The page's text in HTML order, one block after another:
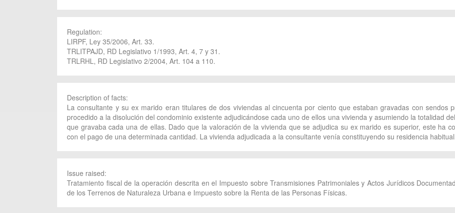
Regulation:
LIRPF, Ley 35/2006, Art. 33.
TRLITPAJD, RD Legislativo 1/1993, Art. 4, 7 y 31.
TRLRHL, RD Legislativo 2/2004, Art. 104 a 110.
Description of facts:
La consultante y su ex marido eran titulares de dos viviendas al cincuenta por ciento que estaban gravadas con sendos
procedido a la disolución del condominio existente adjudicándose cada uno de ellos una vivienda y asumiendo la totalidad
que gravaba cada una de ellas. Dado que la valoración de la vivienda que se adjudica su ex marido es superior, este ha
con el pago de una determinada cantidad. La vivienda adjudicada a la consultante venía constituyendo su residencia
Issue raised:
Tratamiento fiscal de la operación descrita en el Impuesto sobre Transmisiones Patrimoniales y Actos Jurídicos
de los Terrenos de Naturaleza Urbana e Impuesto sobre la Renta de las Personas Físicas.